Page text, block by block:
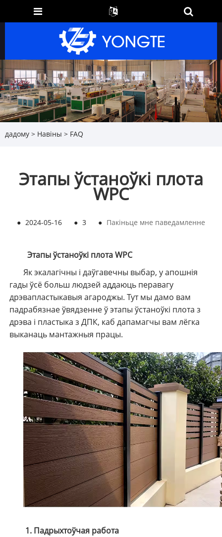
дадому > Навіны > FAQ
Этапы ўстаноўкі плота
WPC
● 2024-05-16 ● 3 ● Пакіньце мне паведамленне
Этапы ўстаноўкі плота WPC
Як экалагічны і даўгавечны выбар, у апошнія
гады ўсё больш людзей аддаюць перавагу
дрэвапластыкавыя агароджы. Тут мы дамо вам
падрабязнае ўвядзенне ў этапы ўстаноўкі плота з
дрэва і пластыка з ДПК, каб дапамагчы вам лёгка
выканаць мантажныя працы.
1. Падрыхтоўчая работа